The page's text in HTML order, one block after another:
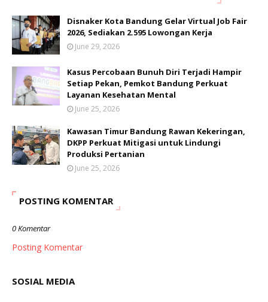
Disnaker Kota Bandung Gelar Virtual Job Fair
2026, Sediakan 2.595 Lowongan Kerja
June 29, 2026
Kasus Percobaan Bunuh Diri Terjadi Hampir
Setiap Pekan, Pemkot Bandung Perkuat
Layanan Kesehatan Mental
June 25, 2026
Kawasan Timur Bandung Rawan Kekeringan,
DKPP Perkuat Mitigasi untuk Lindungi
Produksi Pertanian
June 25, 2026
POSTING KOMENTAR
0 Komentar
Posting Komentar
SOSIAL MEDIA